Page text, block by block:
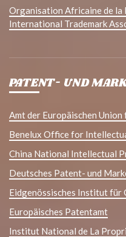
Organisation Africaine de
International Trademark
PATENT- UND
Amt der Europäischen
Benelux Office for
China National Intellectual
Deutsches Patent- und
Eidgenössisches Institut für
Europäisches Patentamt
Institut National de La